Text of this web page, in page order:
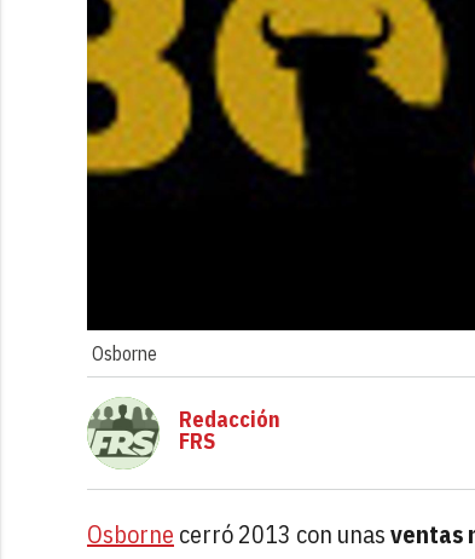
Osborne
Redacción
FRS
Osborne cerró 2013 con unasventas